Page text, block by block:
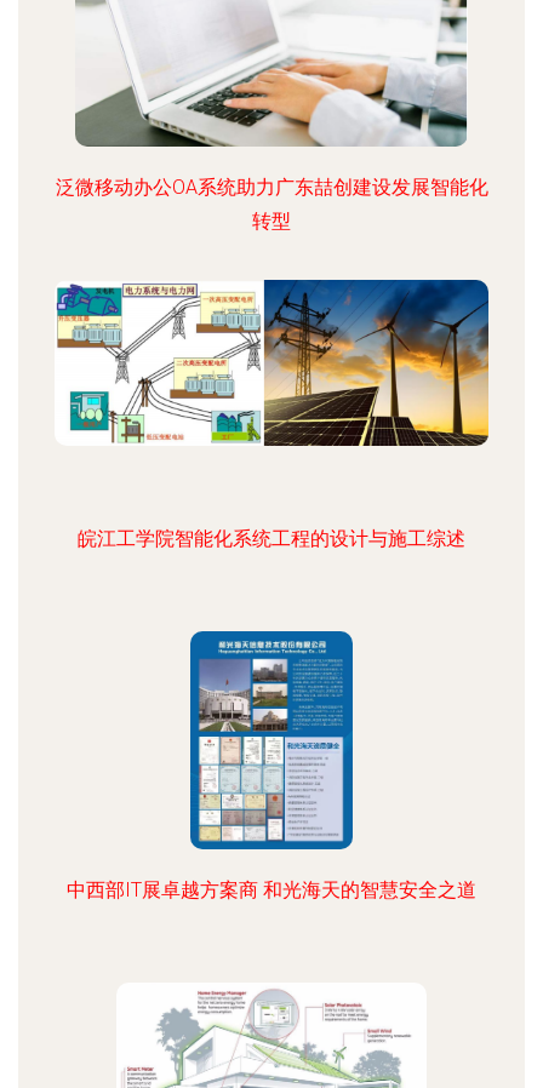
泛微移动办公OA系统助力广东喆创建设发展智能化
转型
皖江工学院智能化系统工程的设计与施工综述
中西部IT展卓越方案商 和光海天的智慧安全之道